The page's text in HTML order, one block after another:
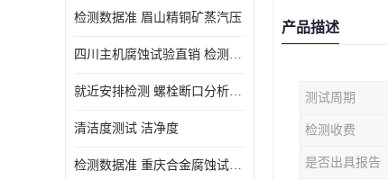
检测数据准 眉山精铜矿蒸汽压
四川主机腐蚀试验直销 检测数据准
就近安排检测 螺栓断口分析公司 断裂失效分析
清洁度测试 洁净度
检测数据准 重庆合金腐蚀试验厂商
产品描述
测试周期
检测收费
是否出具报告